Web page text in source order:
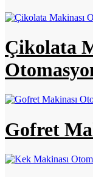
Çikolata
Gofret